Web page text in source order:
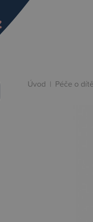
Úvod | Péče o dítě